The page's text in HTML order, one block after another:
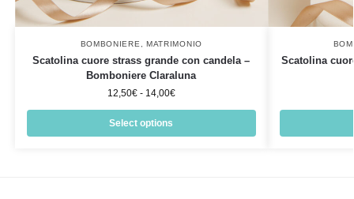
BOMBONIERE MATRIMONIO
Scatolina cuore strass grande con candela –
Bomboniere Claraluna
12,50€ - 14,00€
Select options
Scatolina